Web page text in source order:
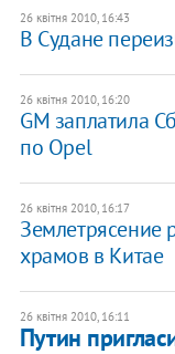
26 квітня 2010, 16:43
В Судане
26 квітня 2010, 16:20
GM заплатила
по Opel
26 квітня 2010, 16:17
Землетрясение
храмов в Китае
26 квітня 2010, 16:11
Путин